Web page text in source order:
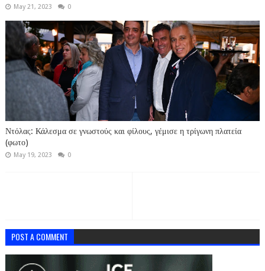
May 21, 2023 0
Ντόλας: Κάλεσμα σε γνωστούς και φίλους, γέμισε η τρίγωνη πλατεία
(φωτο)
May 19, 2023 0
POST A COMMENT